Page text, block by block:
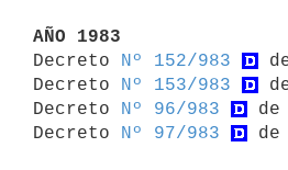
AÑO 1983
Decreto
Nº 152/983
Decreto
Nº 153/983
Decreto
Nº 96/983
de
Decreto
Nº 97/983 de